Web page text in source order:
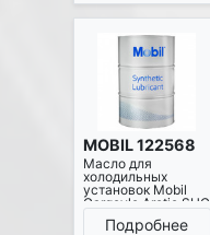
MOBIL 122568
Масло для
холодильных
установок Mobil
Gargoyle Arctic SHC
230 208 л
Подробнее